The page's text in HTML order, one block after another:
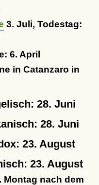
3. Juli, Todestag:
6. April
in Catanzaro in
28. Juni
28. Juni
23. August
23. August
Montag nach dem